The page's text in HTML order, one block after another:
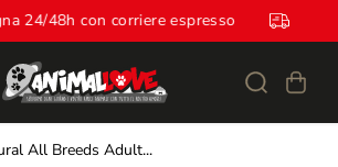
24/48h con corriere espresso
All Breeds Adult...